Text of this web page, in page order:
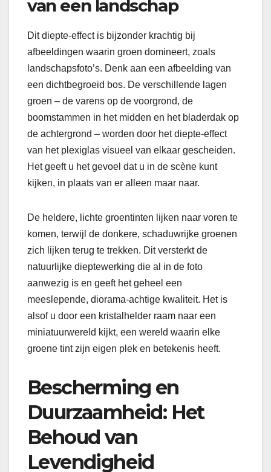
van een landschap
Dit diepte-effect is bijzonder krachtig bij
afbeeldingen waarin groen domineert, zoals
landschapsfoto’s. Denk aan een afbeelding van
een dichtbegroeid bos. De verschillende lagen
groen – de varens op de voorgrond, de
boomstammen in het midden en het bladerdak op
de achtergrond – worden door het diepte-effect
van het plexiglas visueel van elkaar gescheiden.
Het geeft u het gevoel dat u in de scène kunt
kijken, in plaats van er alleen maar naar.
De heldere, lichte groentinten lijken naar voren te
komen, terwijl de donkere, schaduwrijke groenen
zich lijken terug te trekken. Dit versterkt de
natuurlijke dieptewerking die al in de foto
aanwezig is en geeft het geheel een
meeslepende, diorama-achtige kwaliteit. Het is
alsof u door een kristalhelder raam naar een
miniatuurwereld kijkt, een wereld waarin elke
groene tint zijn eigen plek en betekenis heeft.
Bescherming en
Duurzaamheid: Het
Behoud van
Levendigheid